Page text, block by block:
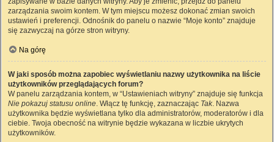
zarządzania swoim kontem. W tym miejscu możesz dokonać zmian swoich
ustawień i preferencji. Odnośnik do panelu o nazwie “Moje konto” znajduje
się zazwyczaj na górze stron witryny.
Na górę
W jaki sposób można zapobiec wyświetlaniu nazwy użytkownika na liście
użytkowników przeglądających forum?
W panelu zarządzania kontem, w “Ustawieniach witryny” znajduje się funkcja
Nie pokazuj statusu online. Włącz tę funkcję, zaznaczając Tak. Nazwa
użytkownika będzie wyświetlana tylko dla administratorów, moderatorów i dla
ciebie. Twoja obecność na witrynie będzie wykazana w liczbie ukrytych
użytkowników.